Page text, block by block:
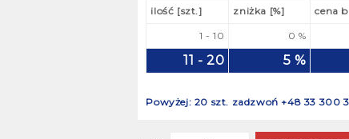
ilość [szt.]
zniżka [%] cena
1 - 10 0 %
11 - 20 5 %
Powyżej: 20 szt. zadzwoń +48 33 300